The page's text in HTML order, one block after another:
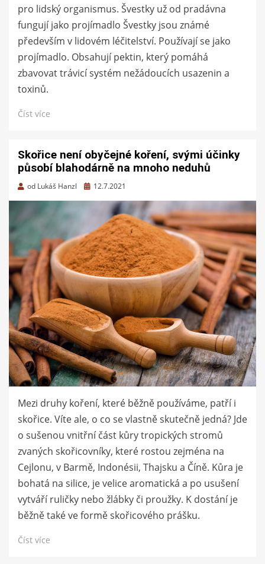
pro lidský organismus. Švestky už od pradávna
fungují jako projímadlo Švestky jsou známé
především v lidovém léčitelství. Používají se jako
projímadlo. Obsahují pektin, který pomáhá
zbavovat trávicí systém nežádoucích usazenin a
toxinů.
Číst více
Skořice není obyčejné koření, svými účinky
působí blahodárně na mnoho neduhů
od Lukáš Hanzl
Zveřejněno
12.7.2021
Mezi druhy koření, které běžně používáme, patří i
skořice. Víte ale, o co se vlastně skutečně jedná? Jde
o sušenou vnitřní část kůry tropických stromů
zvaných skořicovníky, které rostou zejména na
Cejlonu, v Barmě, Indonésii, Thajsku a Číně. Kůra je
bohatá na silice, je velice aromatická a po usušení
vytváří ruličky nebo žlábky či proužky. K dostání je
běžně také ve formě skořicového prášku.
Číst více